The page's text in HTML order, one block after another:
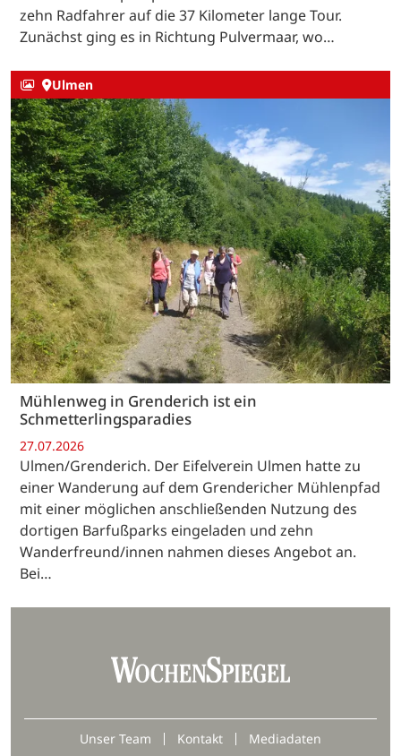
zehn Radfahrer auf die 37 Kilometer lange Tour.
Zunächst ging es in Richtung Pulvermaar, wo…
Ulmen
Mühlenweg in Grenderich ist ein
Schmetterlingsparadies
27.07.2026
Ulmen/Grenderich. Der Eifelverein Ulmen hatte zu
einer Wanderung auf dem Grendericher Mühlenpfad
mit einer möglichen anschließenden Nutzung des
dortigen Barfußparks eingeladen und zehn
Wanderfreund/innen nahmen dieses Angebot an.
Bei…
Unser Team Kontakt
Mediadaten